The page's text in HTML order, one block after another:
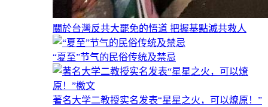
關於台灣反共大罷免的悟道 把握基點滅共救人
“夏至”节气的民俗传统及禁忌
著名大学二教授实名发表“星星之火，可以燎原！”